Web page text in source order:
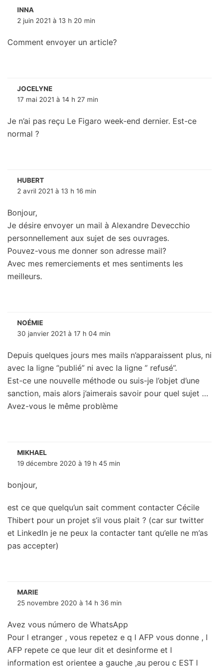
INNA
2 juin 2021 à 13 h 20 min
Comment envoyer un article?
JOCELYNE
17 mai 2021 à 14 h 27 min
Je n’ai pas reçu Le Figaro week-end dernier. Est-ce
normal ?
HUBERT
2 avril 2021 à 13 h 16 min
Bonjour,
Je désire envoyer un mail à Alexandre Devecchio
personnellement aux sujet de ses ouvrages.
Pouvez-vous me donner son adresse mail?
Avec mes remerciements et mes sentiments les
meilleurs.
NOÉMIE
30 janvier 2021 à 17 h 04 min
Depuis quelques jours mes mails n’apparaissent plus, ni
avec la ligne “publié” ni avec la ligne ” refusé”.
Est-ce une nouvelle méthode ou suis-je l’objet d’une
sanction, mais alors j’aimerais savoir pour quel sujet …
Avez-vous le même problème
MIKHAEL
19 décembre 2020 à 19 h 45 min
bonjour,
est ce que quelqu’un sait comment contacter Cécile
Thibert pour un projet s’il vous plait ? (car sur twitter
et LinkedIn je ne peux la contacter tant qu’elle ne m’as
pas accepter)
MARIE
25 novembre 2020 à 14 h 36 min
Avez vous número de WhatsApp
Pour l etranger , vous repetez e q l AFP vous donne , l
AFP repete ce que leur dit et desinforme et l
information est orientee a gauche ,au perou c EST l